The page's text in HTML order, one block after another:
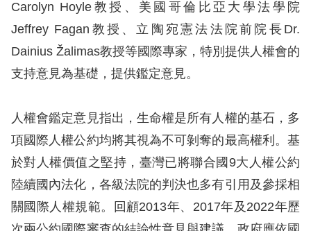
權
業
核
心
人
權
公
約
Carolyn Hoyle教授、美國哥倫比亞大學法學院
Jeffrey Fagan教授、立陶宛憲法法院前院長Dr.
Dainius Žalimas教授等國際專家，特別提供人權會的
支持意見為基礎，提供鑑定意見。
人權會鑑定意見指出，生命權是所有人權的基石，多
項國際人權公約均將其視為不可剝奪的最高權利。基
於對人權價值之堅持，臺灣已將聯合國9大人權公約
陸續國內法化，各級法院的判決也多有引用及參採相
關國際人權規範。回顧2013年、2017年及2022年歷